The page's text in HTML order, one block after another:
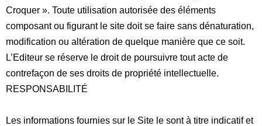
Croquer ». Toute utilisation autorisée des éléments
composant ou figurant le site doit se faire sans dénaturation,
modification ou altération de quelque manière que ce soit.
L’Editeur se réserve le droit de poursuivre tout acte de
contrefaçon de ses droits de propriété intellectuelle.
RESPONSABILITÉ
Les informations fournies sur le Site le sont à titre indicatif et